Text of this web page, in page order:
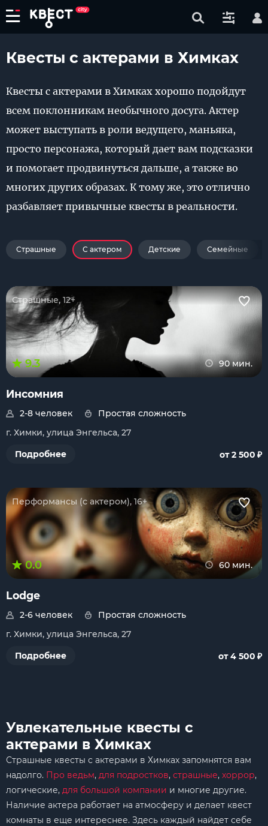
Квесты с актерами в Химках
Квесты с актерами в Химках хорошо подойдут
всем поклонникам необычного досуга. Актер
может выступать в роли ведущего, маньяка,
просто персонажа, который дает вам подсказки
и помогает продвинуться дальше, а также во
многих других образах. К тому же, это отлично
разбавляет привычные квесты в реальности.
Страшные С актером Детские Семейные
Страшные, 12+
9.3 90 мин.
Инсомния
2-8 человек
Простая сложность
г. Химки, улица Энгельса, 27
Подробнее
от 2 500 ₽
Перформансы (с актером), 16+
0.0 60 мин.
Lodge
2-6 человек
Простая сложность
г. Химки, улица Энгельса, 27
Подробнее
от 4 500 ₽
Увлекательные квесты с
актерами в Химках
Страшные квесты с актерами в Химках запомнятся вам
надолго. Про ведьм, для подростков, страшные, хоррор,
логические, для большой компании и многие другие.
Наличие актера работает на атмосферу и делает квест
комнаты в еще интереснее. Здесь каждый найдет себе